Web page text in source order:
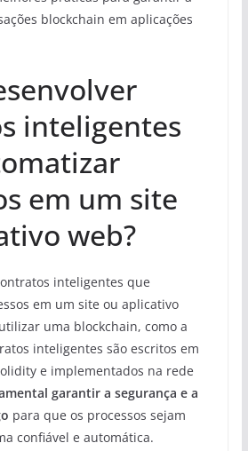
blockchain em aplicações
inteligentes
em um site
web?
inteligentes que
em um site ou aplicativo
uma blockchain, como a
inteligentes são escritos em
e implementados na rede
garantir a segurança e a
para que os processos sejam
confiável e automática.